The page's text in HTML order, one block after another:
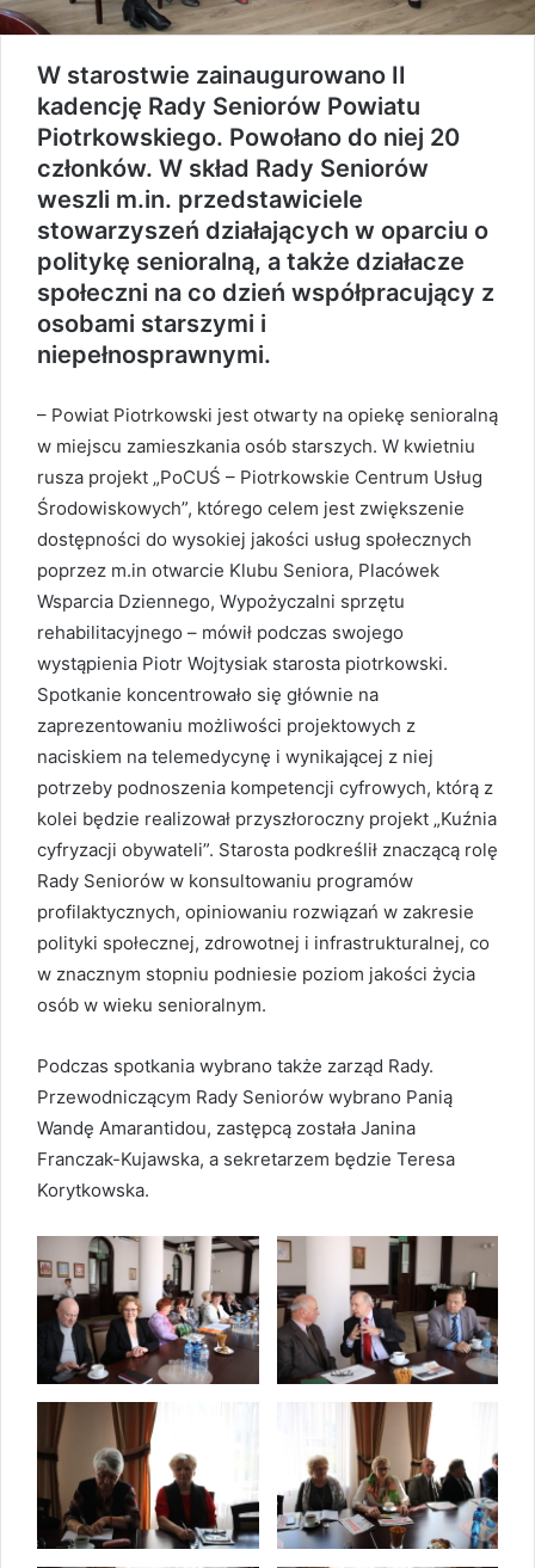
W starostwie zainaugurowano II
kadencję Rady Seniorów Powiatu
Piotrkowskiego. Powołano do niej 20
członków. W skład Rady Seniorów
weszli m.in. przedstawiciele
stowarzyszeń działających w oparciu o
politykę senioralną, a także działacze
społeczni na co dzień współpracujący z
osobami starszymi i
niepełnosprawnymi.
– Powiat Piotrkowski jest otwarty na opiekę senioralną
w miejscu zamieszkania osób starszych. W kwietniu
rusza projekt „PoCUŚ – Piotrkowskie Centrum Usług
Środowiskowych”, którego celem jest zwiększenie
dostępności do wysokiej jakości usług społecznych
poprzez m.in otwarcie Klubu Seniora, Placówek
Wsparcia Dziennego, Wypożyczalni sprzętu
rehabilitacyjnego – mówił podczas swojego
wystąpienia Piotr Wojtysiak starosta piotrkowski.
Spotkanie koncentrowało się głównie na
zaprezentowaniu możliwości projektowych z
naciskiem na telemedycynę i wynikającej z niej
potrzeby podnoszenia kompetencji cyfrowych, którą z
kolei będzie realizował przyszłoroczny projekt „Kuźnia
cyfryzacji obywateli”. Starosta podkreślił znaczącą rolę
Rady Seniorów w konsultowaniu programów
profilaktycznych, opiniowaniu rozwiązań w zakresie
polityki społecznej, zdrowotnej i infrastrukturalnej, co
w znacznym stopniu podniesie poziom jakości życia
osób w wieku senioralnym.
Podczas spotkania wybrano także zarząd Rady.
Przewodniczącym Rady Seniorów wybrano Panią
Wandę Amarantidou, zastępcą została Janina
Franczak-Kujawska, a sekretarzem będzie Teresa
Korytkowska.